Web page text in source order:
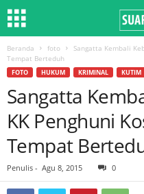
Beranda foto
Sangatta Kembali
Tempat Berteduh
FOTO HUKUM KRIMINAL KUTIM
Sangatta
KK Penghuni
Tempat
Penulis - Agu 8, 2015 0